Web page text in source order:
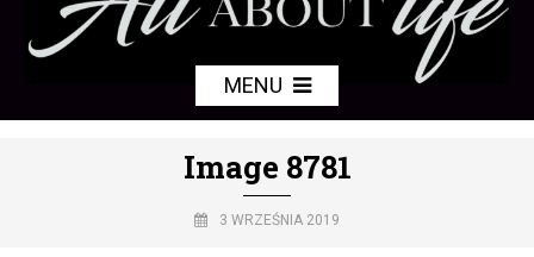
MENU
Image 8781
3 WRZEŚNIA 2019